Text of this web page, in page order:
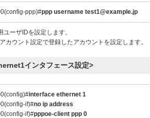
ppp)#ppp username test1@example.jp
ユーザIDを設定します。
カウント設定で登録したアカウントを設定します。
インタフェース設定>
interface ethernet 1
if)#no ip address
if)#pppoe-client ppp 0